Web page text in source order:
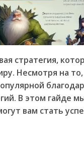
стратегия,
Несмотря на
В этом гайде
вам стать